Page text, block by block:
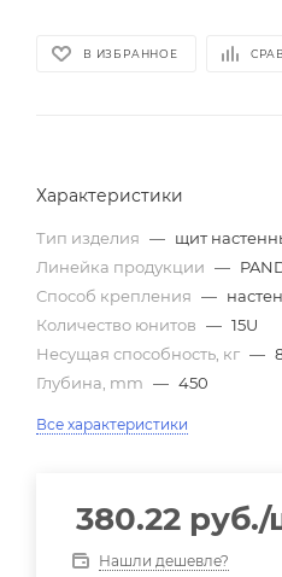
В ИЗБРАННОЕ
Характеристики
Тип изделия — щит
Линейка продукции —
Способ крепления —
Количество юнитов — 15U
Несущая способность, кг —
Глубина, mm — 450
Все характеристики
380.22 руб./
Нашли дешевле?